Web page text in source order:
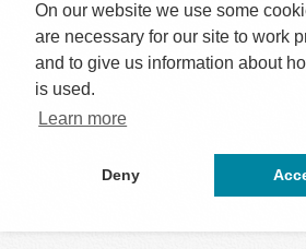
On our website we use some
are necessary for our site to work
and to give us information about
is used.
Learn more
Deny